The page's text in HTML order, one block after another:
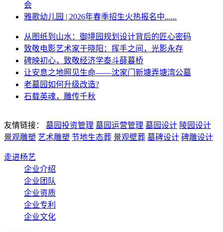
会
雅歌幼儿园 | 2026年春季招生火热报名中......
从图纸到山水：御境园规划设计背后的匠心密码
致敬电影艺术家于晓阳：挥手之间，光影永存
碑映初心，致敬经济学泰斗薛暮桥
让安息之地照见生命——沈家门新塘弄塘湾公墓
老墓园如何升级改造?
石载英魂，雕传千秋
友情链接： 墓园投资管理 墓园运营管理 墓园设计 陵园设计
景观雕塑 艺术雕塑 节地生态葬 景观壁葬 墓碑设计 碑雕设计
走进杨艺
企业介绍
企业团队
企业资质
企业专利
企业文化